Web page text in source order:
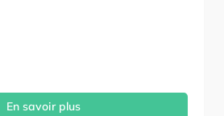
En savoir plus